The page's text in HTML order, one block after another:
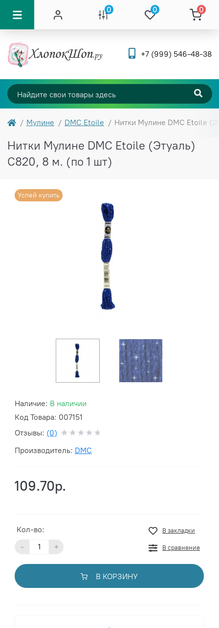
0 0 0
+7 (999) 546-48-38
Мулине DMC Etoile Нитки Мулине DMC Etoile
Нитки Мулине DMC Etoile (Этуаль)
C820, 8 м. (по 1 шт)
Наличие: В наличии
Код Товара: 007151
Отзывы: (0)
Производитель: DMC
Успей купить
109.70р.
Кол-во:
- +
В закладки
В сравнение
В КОРЗИНУ